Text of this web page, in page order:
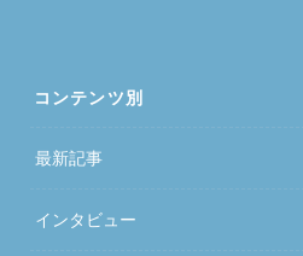
コンテンツ別
最新記事
インタビュー